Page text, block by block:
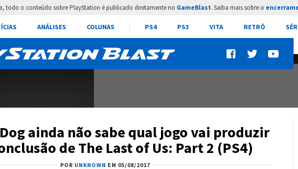
todo o conteúdo sobre PlayStation é publicado diretamente no GameBlast. Saiba mais sobre o
ANÁLISES COLUNAS PS4 PS3 VITA RETRÔ
ainda não sabe qual jogo vai produzir
de The Last of Us: Part 2 (PS4)
POR UNKNOWN EM 05/08/2017